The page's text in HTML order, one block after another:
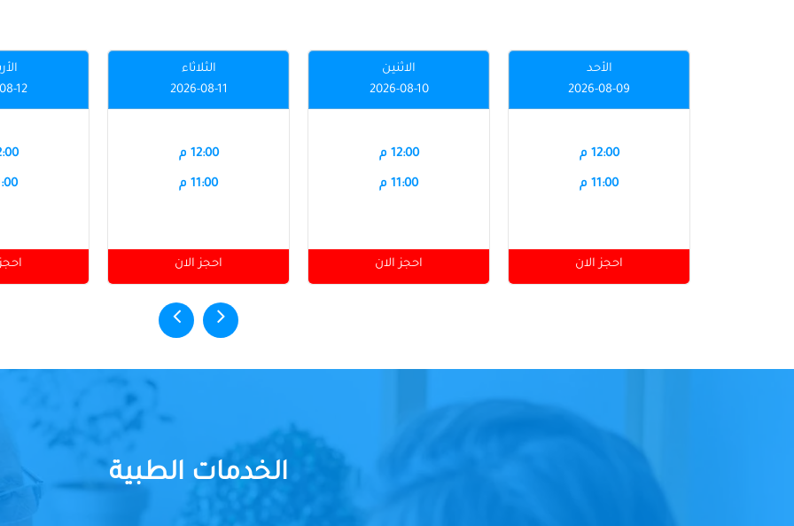
الأحد
2026-08-09
12:00 م
11:00 م
احجز الان
الاثنين
2026-08-10
12:00 م
11:00 م
احجز الان
الثلاثاء
2026-08-11
12:00 م
11:00 م
احجز الان
12
الخدمات الطبية